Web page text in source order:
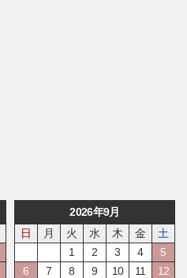
2026年9月
日
月 火 水 木 金
土
1
2 3 4
5
6
7 8 9 10 11
12